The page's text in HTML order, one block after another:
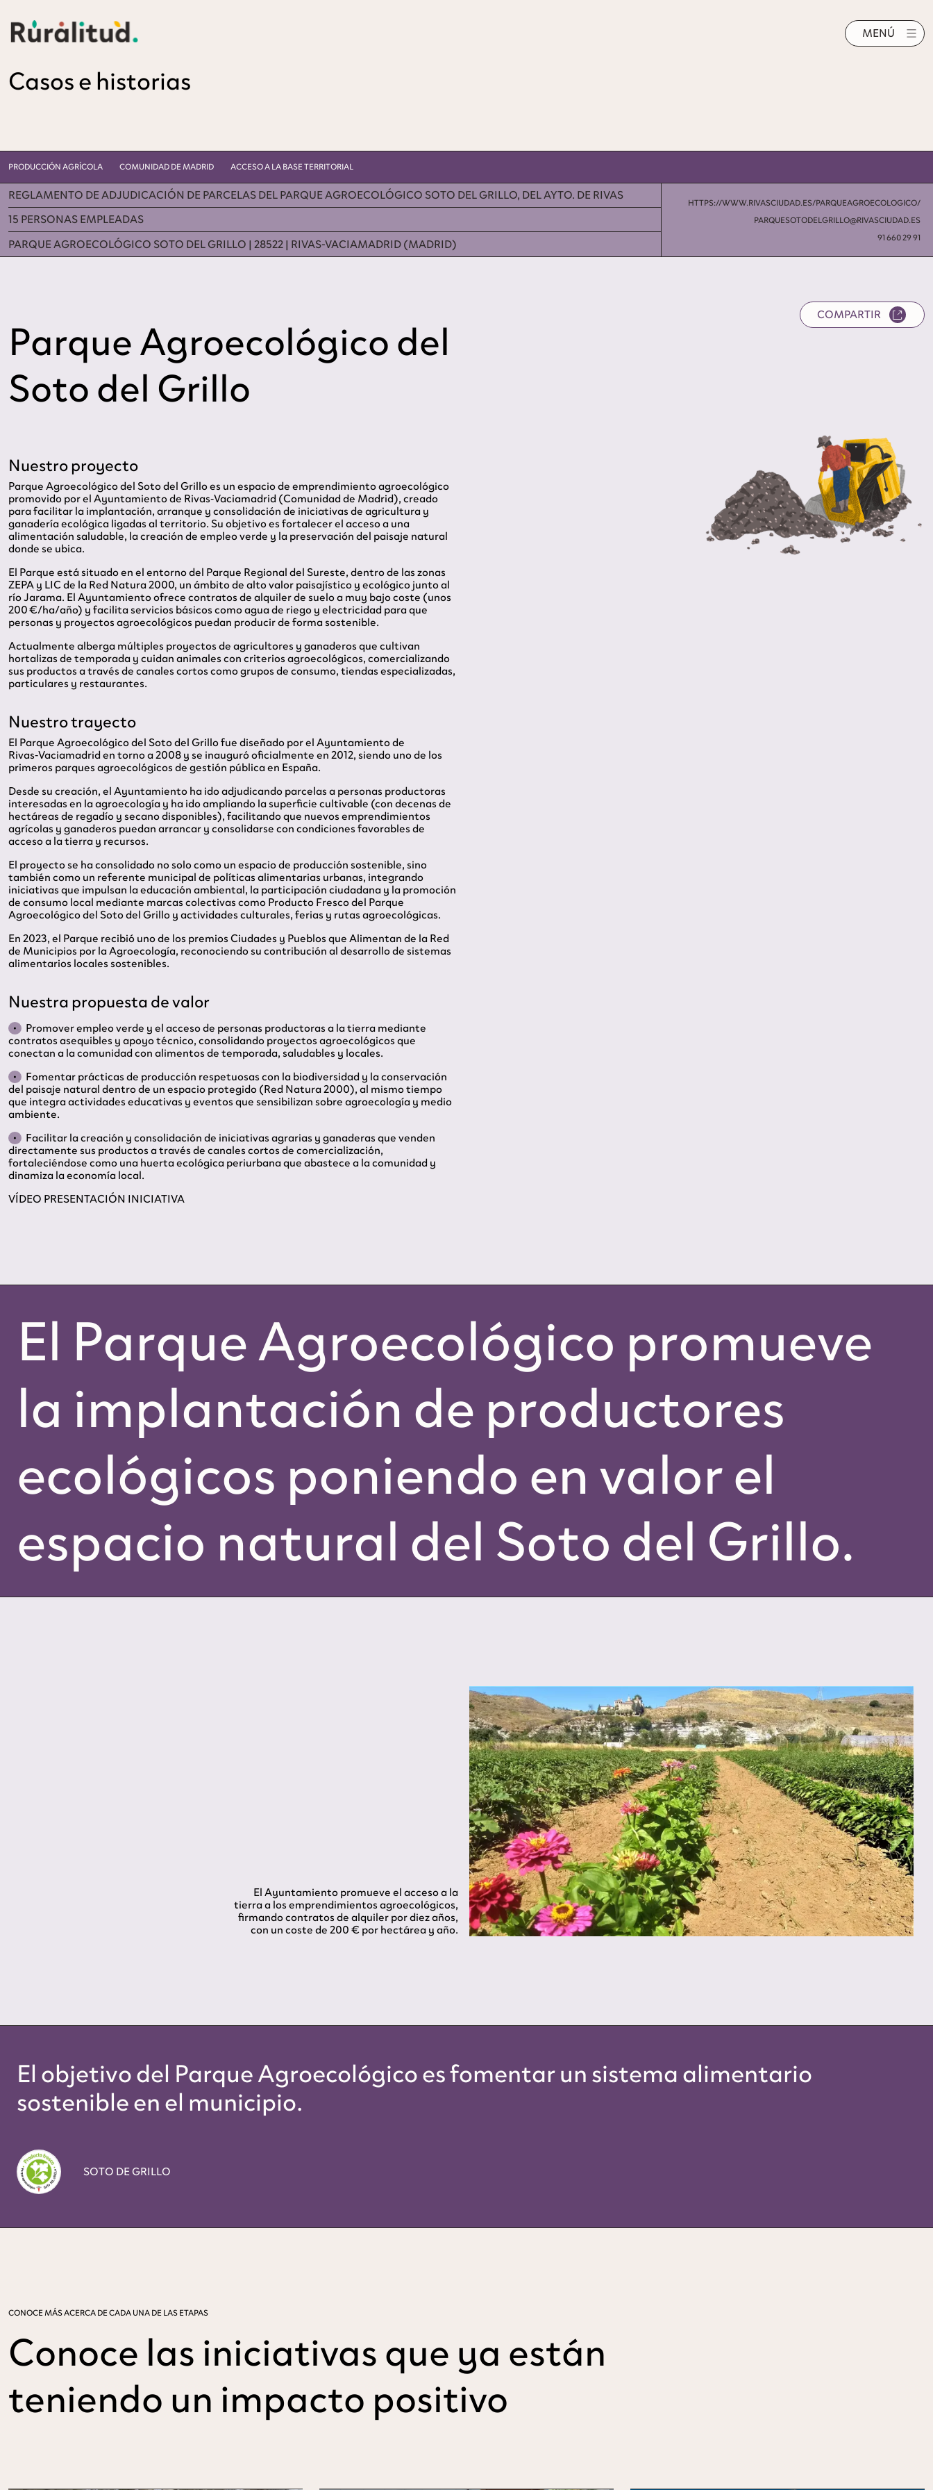
MENÚ
Casos e historias
PRODUCCIÓN AGRÍCOLA COMUNIDAD DE MADRID ACCESO A LA BASE TERRITORIAL
REGLAMENTO DE ADJUDICACIÓN DE PARCELAS DEL PARQUE AGROECOLÓGICO SOTO DEL GRILLO, DEL AYTO. DE RIVAS
15 PERSONAS EMPLEADAS
PARQUE AGROECOLÓGICO SOTO DEL GRILLO | 28522 | RIVAS-VACIAMADRID (MADRID)
HTTPS://WWW.RIVASCIUDAD.ES/PARQUEAGROECOLOGICO/
PARQUESOTODELGRILLO@RIVASCIUDAD.ES
91 660 29 91
Parque Agroecológico del
Soto del Grillo
COMPARTIR
Nuestro proyecto
Parque Agroecológico del Soto del Grillo es un espacio de emprendimiento agroecológico
promovido por el Ayuntamiento de Rivas‑Vaciamadrid (Comunidad de Madrid), creado
para facilitar la implantación, arranque y consolidación de iniciativas de agricultura y
ganadería ecológica ligadas al territorio. Su objetivo es fortalecer el acceso a una
alimentación saludable, la creación de empleo verde y la preservación del paisaje natural
donde se ubica.
El Parque está situado en el entorno del Parque Regional del Sureste, dentro de las zonas
ZEPA y LIC de la Red Natura 2000, un ámbito de alto valor paisajístico y ecológico junto al
río Jarama. El Ayuntamiento ofrece contratos de alquiler de suelo a muy bajo coste (unos
200 €/ha/año) y facilita servicios básicos como agua de riego y electricidad para que
personas y proyectos agroecológicos puedan producir de forma sostenible.
Actualmente alberga múltiples proyectos de agricultores y ganaderos que cultivan
hortalizas de temporada y cuidan animales con criterios agroecológicos, comercializando
sus productos a través de canales cortos como grupos de consumo, tiendas especializadas,
particulares y restaurantes.
Nuestro trayecto
El Parque Agroecológico del Soto del Grillo fue diseñado por el Ayuntamiento de
Rivas‑Vaciamadrid en torno a 2008 y se inauguró oficialmente en 2012, siendo uno de los
primeros parques agroecológicos de gestión pública en España.
Desde su creación, el Ayuntamiento ha ido adjudicando parcelas a personas productoras
interesadas en la agroecología y ha ido ampliando la superficie cultivable (con decenas de
hectáreas de regadío y secano disponibles), facilitando que nuevos emprendimientos
agrícolas y ganaderos puedan arrancar y consolidarse con condiciones favorables de
acceso a la tierra y recursos.
El proyecto se ha consolidado no solo como un espacio de producción sostenible, sino
también como un referente municipal de políticas alimentarias urbanas, integrando
iniciativas que impulsan la educación ambiental, la participación ciudadana y la promoción
de consumo local mediante marcas colectivas como Producto Fresco del Parque
Agroecológico del Soto del Grillo y actividades culturales, ferias y rutas agroecológicas.
En 2023, el Parque recibió uno de los premios Ciudades y Pueblos que Alimentan de la Red
de Municipios por la Agroecología, reconociendo su contribución al desarrollo de sistemas
alimentarios locales sostenibles.
Nuestra propuesta de valor
Promover empleo verde y el acceso de personas productoras a la tierra mediante
contratos asequibles y apoyo técnico, consolidando proyectos agroecológicos que
conectan a la comunidad con alimentos de temporada, saludables y locales.
Fomentar prácticas de producción respetuosas con la biodiversidad y la conservación
del paisaje natural dentro de un espacio protegido (Red Natura 2000), al mismo tiempo
que integra actividades educativas y eventos que sensibilizan sobre agroecología y medio
ambiente.
Facilitar la creación y consolidación de iniciativas agrarias y ganaderas que venden
directamente sus productos a través de canales cortos de comercialización,
fortaleciéndose como una huerta ecológica periurbana que abastece a la comunidad y
dinamiza la economía local.
VÍDEO PRESENTACIÓN INICIATIVA
El Parque Agroecológico promueve
la implantación de productores
ecológicos poniendo en valor el
espacio natural del Soto del Grillo.
El Ayuntamiento promueve el acceso a la
tierra a los emprendimientos agroecológicos,
firmando contratos de alquiler por diez años,
con un coste de 200 € por hectárea y año.
El objetivo del Parque Agroecológico es fomentar un sistema alimentario
sostenible en el municipio.
SOTO DE GRILLO
CONOCE MÁS ACERCA DE CADA UNA DE LAS ETAPAS
Conoce las iniciativas que ya están
teniendo un impacto positivo